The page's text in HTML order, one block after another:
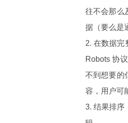
往不会那么
据（要么是
2. 在数据完
Robots 协
不到想要的
容，用户可
3. 结果排序